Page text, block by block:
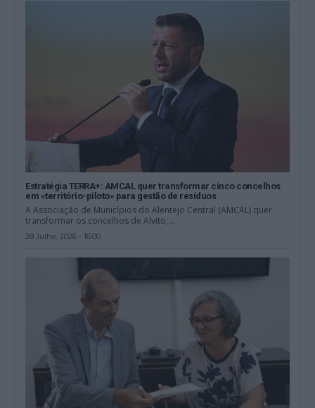
Estratégia TERRA+: AMCAL quer transformar cinco concelhos
em «território-piloto» para gestão de resíduos
A Associação de Municípios do Alentejo Central (AMCAL) quer
transformar os concelhos de Alvito,...
28 Julho, 2026 - 16:00